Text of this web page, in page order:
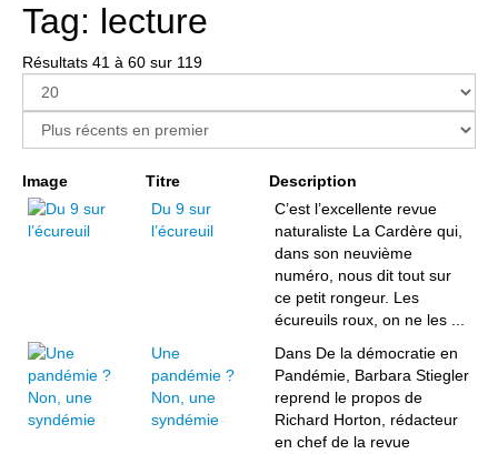
Tag: lecture
Résultats 41 à 60 sur 119
Image Titre
Description
Du 9 sur
l’écureuil
C’est l’excellente revue
naturaliste La Cardère qui,
dans son neuvième
numéro, nous dit tout sur
ce petit rongeur. Les
écureuils roux, on ne les ...
Une
pandémie ?
Non, une
syndémie
Dans De la démocratie en
Pandémie, Barbara Stiegler
reprend le propos de
Richard Horton, rédacteur
en chef de la revue